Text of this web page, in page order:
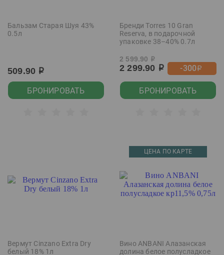
Бальзам Старая Шуя 43%
0.5л
509.90 р
БРОНИРОВАТЬ
Бренди Torres 10 Gran
Reserva, в подарочной
упаковке 38–40% 0.7л
2 599.90 р
2 299.90 р -300р
БРОНИРОВАТЬ
Вермут Cinzano Extra Dry
белый 18% 1л
ЦЕНА ПО КАРТЕ
Вино ANBANI Алазанская
долина белое полусладкое